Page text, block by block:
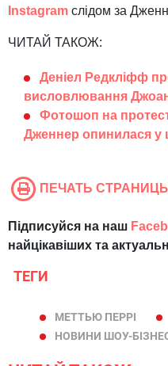
Instagram слідом за
ЧИТАЙ ТАКОЖ:
Деніел Редкліфф
висловлювання Джоан
Фотошоп на
Дженнер опинилася у
ПЕЧАТЬ СТРАНИЦЫ
Підписуйся на наш
найцікавіших та
ТЕГИ
МЕТТЬЮ ПЕРРІ
НОВИНИ ШОУ-